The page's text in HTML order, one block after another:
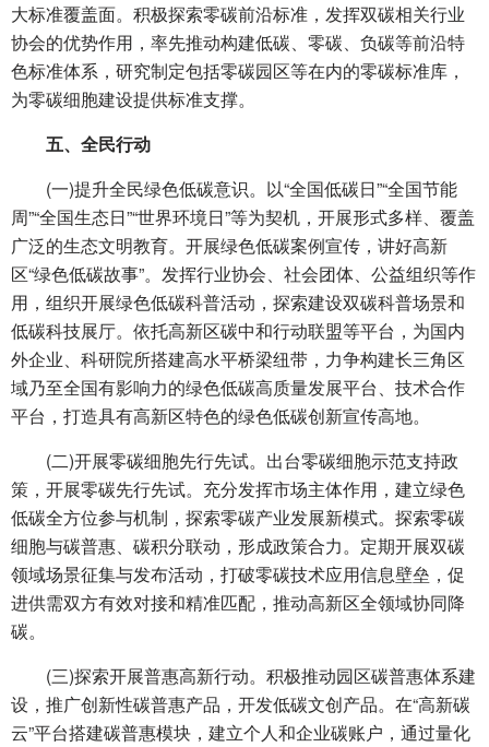
大标准覆盖面。积极探索零碳前沿标准，发挥双碳相关行业
协会的优势作用，率先推动构建低碳、零碳、负碳等前沿特
色标准体系，研究制定包括零碳园区等在内的零碳标准库，
为零碳细胞建设提供标准支撑。
五、全民行动
(一)提升全民绿色低碳意识。以“全国低碳日”“全国节能
周”“全国生态日”“世界环境日”等为契机，开展形式多样、覆盖
广泛的生态文明教育。开展绿色低碳案例宣传，讲好高新
区“绿色低碳故事”。发挥行业协会、社会团体、公益组织等作
用，组织开展绿色低碳科普活动，探索建设双碳科普场景和
低碳科技展厅。依托高新区碳中和行动联盟等平台，为国内
外企业、科研院所搭建高水平桥梁纽带，力争构建长三角区
域乃至全国有影响力的绿色低碳高质量发展平台、技术合作
平台，打造具有高新区特色的绿色低碳创新宣传高地。
(二)开展零碳细胞先行先试。出台零碳细胞示范支持政
策，开展零碳先行先试。充分发挥市场主体作用，建立绿色
低碳全方位参与机制，探索零碳产业发展新模式。探索零碳
细胞与碳普惠、碳积分联动，形成政策合力。定期开展双碳
领域场景征集与发布活动，打破零碳技术应用信息壁垒，促
进供需双方有效对接和精准匹配，推动高新区全领域协同降
碳。
(三)探索开展普惠高新行动。积极推动园区碳普惠体系建
设，推广创新性碳普惠产品，开发低碳文创产品。在“高新碳
云”平台搭建碳普惠模块，建立个人和企业碳账户，通过量化